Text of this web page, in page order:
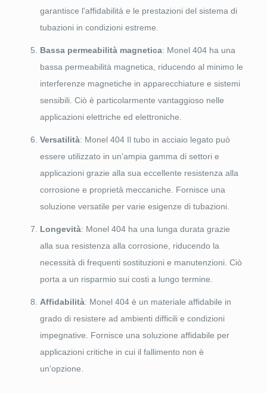
garantisce l'affidabilità e le prestazioni del sistema di
tubazioni in condizioni estreme.
Bassa permeabilità magnetica: Monel 404 ha una
bassa permeabilità magnetica, riducendo al minimo le
interferenze magnetiche in apparecchiature e sistemi
sensibili. Ciò è particolarmente vantaggioso nelle
applicazioni elettriche ed elettroniche.
Versatilità: Monel 404 Il tubo in acciaio legato può
essere utilizzato in un'ampia gamma di settori e
applicazioni grazie alla sua eccellente resistenza alla
corrosione e proprietà meccaniche. Fornisce una
soluzione versatile per varie esigenze di tubazioni.
Longevità: Monel 404 ha una lunga durata grazie
alla sua resistenza alla corrosione, riducendo la
necessità di frequenti sostituzioni e manutenzioni. Ciò
porta a un risparmio sui costi a lungo termine.
Affidabilità: Monel 404 è un materiale affidabile in
grado di resistere ad ambienti difficili e condizioni
impegnative. Fornisce una soluzione affidabile per
applicazioni critiche in cui il fallimento non è
un'opzione.